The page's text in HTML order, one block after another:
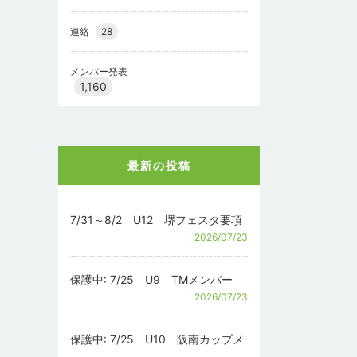
連絡 28
メンバー発表
1,160
最新の投稿
7/31～8/2 U12 堺フェスタ要項
2026/07/23
保護中: 7/25 U9 TMメンバー
2026/07/23
保護中: 7/25 U10 阪南カップメ